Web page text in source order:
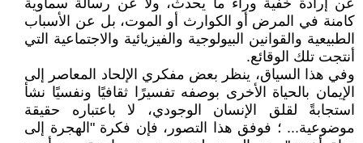
عن إرادة خفية وراء ما يحدث، ولا عن رسالة سماوية
كامنة في المرض أو الكوارث أو الموت، بل عن الأسباب
الطبيعية والقوانين البيولوجية والفيزيائية والاجتماعية التي
أنتجت تلك الوقائع.
وفي هذا السياق، ينظر بعض مفكري الإلحاد المعاصر إلى
الإيمان بالحياة الأخرى بوصفه تفسيرًا ثقافيًا ونفسيًا نشأ
استجابةً لقلق الإنسان الوجودي، لا باعتباره حقيقة
موضوعية... ؛ فوفق هذا التصور، فإن فكرة "الهجرة إلى